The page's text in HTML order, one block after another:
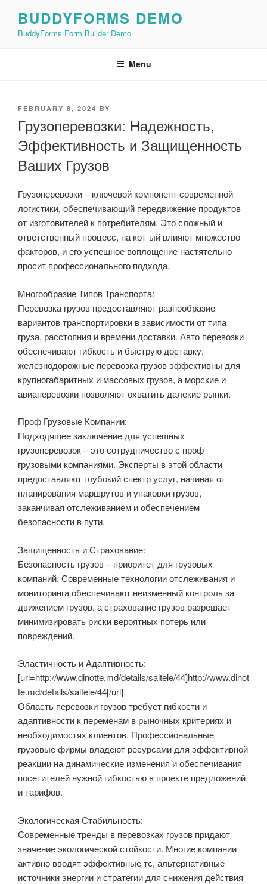
content
BUDDYFORMS DEMO
BuddyForms Form Builder Demo
Menu
POSTED
FEBRUARY 8, 2024 BY
Грузоперевозки: Надежность,
Эффективность и Защищенность
Ваших Грузов
Грузоперевозки – ключевой компонент современной
логистики, обеспечивающий передвижение продуктов
от изготовителей к потребителям. Это сложный и
ответственный процесс, на кот-ый влияют множество
факторов, и его успешное воплощение настятельно
просит профессионального подхода.
Многообразие Типов Транспорта:
Перевозка грузов предоставляют разнообразие
вариантов транспортировки в зависимости от типа
груза, расстояния и времени доставки. Авто перевозки
обеспечивают гибкость и быструю доставку,
железнодорожные перевозка грузов эффективны для
крупногабаритных и массовых грузов, а морские и
авиаперевозки позволяют охватить далекие рынки.
Проф Грузовые Компании:
Подходящее заключение для успешных
грузоперевозок – это сотрудничество с проф
грузовыми компаниями. Эксперты в этой области
предоставляют глубокий спектр услуг, начиная от
планирования маршрутов и упаковки грузов,
заканчивая отслеживанием и обеспечением
безопасности в пути.
Защищенность и Страхование:
Безопасность грузов – приоритет для грузовых
компаний. Современные технологии отслеживания и
мониторинга обеспечивают неизменный контроль за
движением грузов, а страхование грузов разрешает
минимизировать риски вероятных потерь или
повреждений.
Эластичность и Адаптивность:
[url=http://www.dinotte.md/details/saltele/44]http://www.dinot
te.md/details/saltele/44[/url]
Область перевозки грузов требует гибкости и
адаптивности к переменам в рыночных критериях и
необходимостях клиентов. Профессиональные
грузовые фирмы владеют ресурсами для эффективной
реакции на динамические изменения и обеспечивания
посетителей нужной гибкостью в проекте предложений
и тарифов.
Экологическая Стабильность:
Современные тренды в перевозках грузов придают
значение экологической стойкости. Многие компании
активно вводят эффективные тс, альтернативные
источники энергии и стратегии для снижения действия